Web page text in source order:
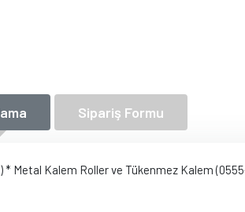
Sipariş Formu
* Metal Kalem Roller ve Tükenmez Kalem